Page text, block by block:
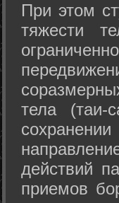
При этом
тяжести
тела (таи-
действий
приемов